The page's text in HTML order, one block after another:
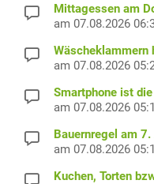
Mittagessen am
am 07.08.2026
Wäscheklammern
am 07.08.2026
Smartphone ist
am 07.08.2026
Bauernregel am
am 07.08.2026
Kuchen, Torten